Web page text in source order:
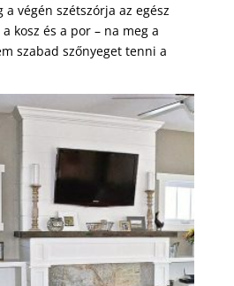
végén szétszórja az egész
kosz és a por – na meg a
szabad szőnyeget tenni a